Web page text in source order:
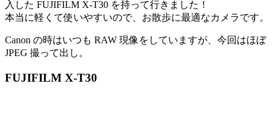
入した FUJIFILM X-T30 を持って行きました！
本当に軽くて使いやすいので、お散歩に最適なカメラです。
Canon の時はいつも RAW 現像をしていますが、今回はほぼ
JPEG 撮って出し。
FUJIFILM X-T30